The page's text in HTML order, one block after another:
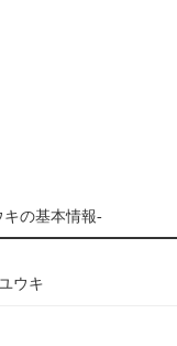
の基本情報-
ウキ